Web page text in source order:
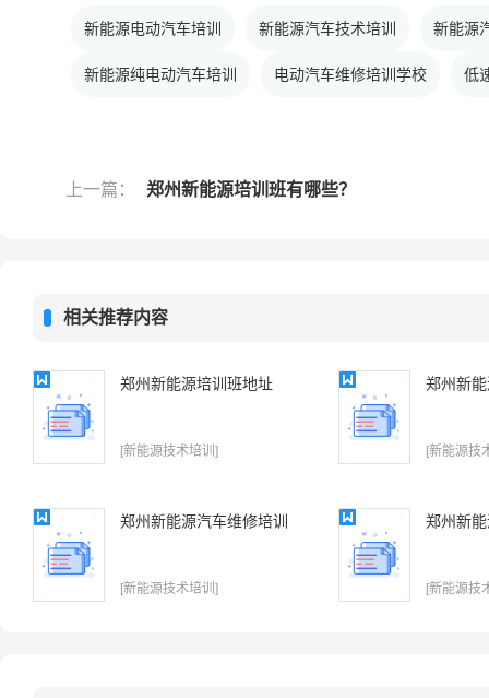
新能源电动汽车培训 新能源汽车技术培训 新能源
新能源纯电动汽车培训 电动汽车维修培训学校 低
上一篇： 郑州新能源培训班有哪些？
相关推荐内容
郑州新能源培训班地址
[新能源技术培训]
郑州新
[新能源技
郑州新能源汽车维修培训
[新能源技术培训]
郑州新
[新能源技